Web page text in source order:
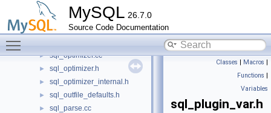
MySQL 26.7.0
Source Code Documentation
►
► sql_masking_policy.cc
► sql_masking_policy.h
► sql_optimizer.cc
► sql_optimizer.h
► sql_optimizer_internal.h
► sql_outfile_defaults.h
► sql_parse.cc
Classes | Macros |
Functions |
Variables
sql_plugin_var.h